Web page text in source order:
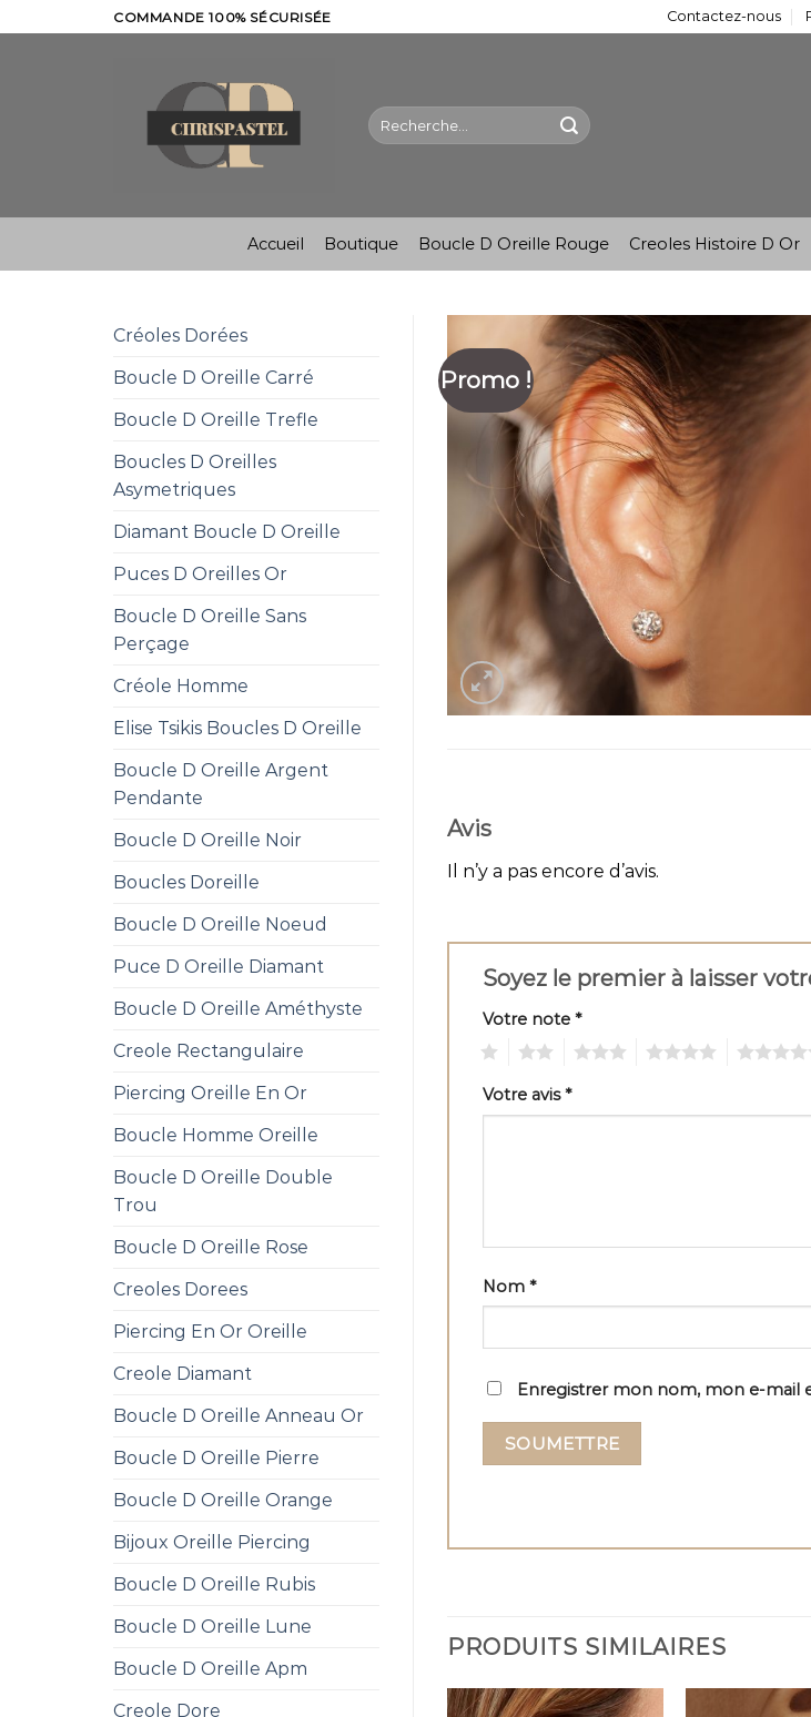
to
COMMANDE 100% SÉCURISÉE Contactez-nous
Recherche
pour :
Accueil Boutique Boucle D Oreille Rouge Creoles Histoire D Or
Créoles Dorées
Boucle D Oreille Carré
Boucle D Oreille Trefle
Boucles D Oreilles
Asymetriques
Diamant Boucle D Oreille
Puces D Oreilles Or
Boucle D Oreille Sans
Perçage
Créole Homme
Elise Tsikis Boucles D Oreille
Boucle D Oreille Argent
Pendante
Boucle D Oreille Noir
Boucles Doreille
Boucle D Oreille Noeud
Puce D Oreille Diamant
Boucle D Oreille Améthyste
Creole Rectangulaire
Piercing Oreille En Or
Boucle Homme Oreille
Boucle D Oreille Double
Trou
Boucle D Oreille Rose
Creoles Dorees
Piercing En Or Oreille
Creole Diamant
Boucle D Oreille Anneau Or
Boucle D Oreille Pierre
Boucle D Oreille Orange
Bijoux Oreille Piercing
Boucle D Oreille Rubis
Boucle D Oreille Lune
Boucle D Oreille Apm
Creole Dore
Promo !
Avis
Il n’y a pas encore d’avis.
Soyez le premier à laisser
Votre note *
Votre avis*
Nom *
Enregistrer mon nom, mon e-mail
PRODUITS SIMILAIRES